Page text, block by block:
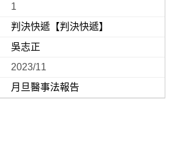
1
判決快遞【判決快遞】
吳志正
2023/11
月旦醫事法報告